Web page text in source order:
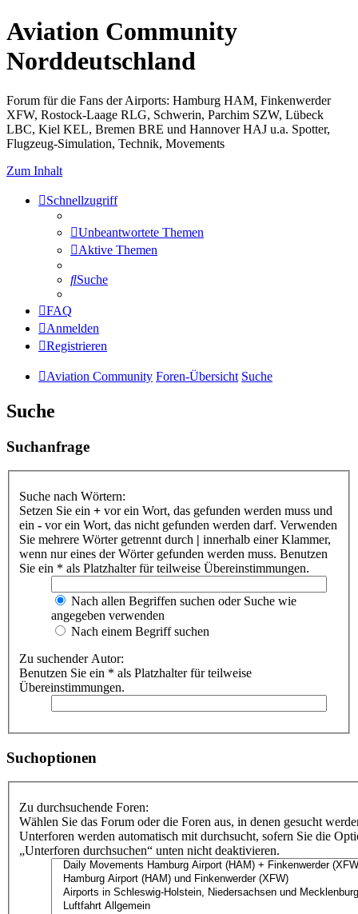
Aviation Community
Norddeutschland
Forum für die Fans der Airports: Hamburg HAM, Finkenwerder
XFW, Rostock-Laage RLG, Schwerin, Parchim SZW, Lübeck
LBC, Kiel KEL, Bremen BRE und Hannover HAJ u.a. Spotter,
Flugzeug-Simulation, Technik, Movements
Zum Inhalt
Schnellzugriff
Unbeantwortete Themen
Aktive Themen
Suche
FAQ
Anmelden
Registrieren
Aviation Community Foren-Übersicht Suche
Suche
Suchanfrage
Suche nach Wörtern:
Setzen Sie ein + vor ein Wort, das gefunden werden muss und
ein - vor ein Wort, das nicht gefunden werden darf. Verwenden
Sie mehrere Wörter getrennt durch | innerhalb einer Klammer,
wenn nur eines der Wörter gefunden werden muss. Benutzen
Sie ein * als Platzhalter für teilweise Übereinstimmungen.
Nach allen Begriffen suchen oder Suche wie
angegeben verwenden
Nach einem Begriff suchen
Zu suchender Autor:
Benutzen Sie ein * als Platzhalter für teilweise
Übereinstimmungen.
Suchoptionen
Zu durchsuchende Foren:
Wählen Sie das Forum oder die Foren aus, in denen gesucht
Unterforen werden automatisch mit durchsucht, sofern Sie die
„Unterforen durchsuchen“ unten nicht deaktivieren.